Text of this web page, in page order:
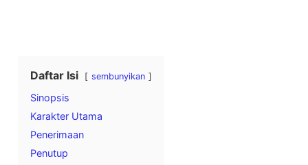
Daftar Isi sembunyikan
Sinopsis
Karakter Utama
Penerimaan
Penutup